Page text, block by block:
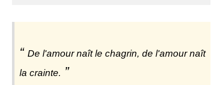
De l'amour naît le chagrin, de l'amour naît
la crainte.